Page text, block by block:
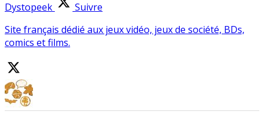
Dystopeek
Suivre
Site français dédié aux jeux vidéo, jeux de société, BDs,
comics et films.